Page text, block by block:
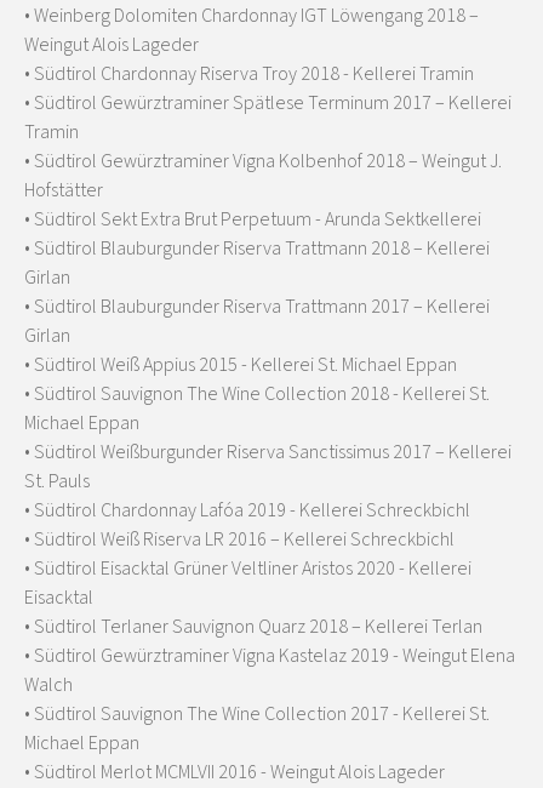
• Weinberg Dolomiten Chardonnay IGT Löwengang 2018 –
Weingut Alois Lageder
• Südtirol Chardonnay Riserva Troy 2018 - Kellerei Tramin
• Südtirol Gewürztraminer Spätlese Terminum 2017 – Kellerei
Tramin
• Südtirol Gewürztraminer Vigna Kolbenhof 2018 – Weingut J.
Hofstätter
• Südtirol Sekt Extra Brut Perpetuum - Arunda Sektkellerei
• Südtirol Blauburgunder Riserva Trattmann 2018 – Kellerei
Girlan
• Südtirol Blauburgunder Riserva Trattmann 2017 – Kellerei
Girlan
• Südtirol Weiß Appius 2015 - Kellerei St. Michael Eppan
• Südtirol Sauvignon The Wine Collection 2018 - Kellerei St.
Michael Eppan
• Südtirol Weißburgunder Riserva Sanctissimus 2017 – Kellerei
St. Pauls
• Südtirol Chardonnay Lafóa 2019 - Kellerei Schreckbichl
• Südtirol Weiß Riserva LR 2016 – Kellerei Schreckbichl
• Südtirol Eisacktal Grüner Veltliner Aristos 2020 - Kellerei
Eisacktal
• Südtirol Terlaner Sauvignon Quarz 2018 – Kellerei Terlan
• Südtirol Gewürztraminer Vigna Kastelaz 2019 - Weingut Elena
Walch
• Südtirol Sauvignon The Wine Collection 2017 - Kellerei St.
Michael Eppan
• Südtirol Merlot MCMLVII 2016 - Weingut Alois Lageder